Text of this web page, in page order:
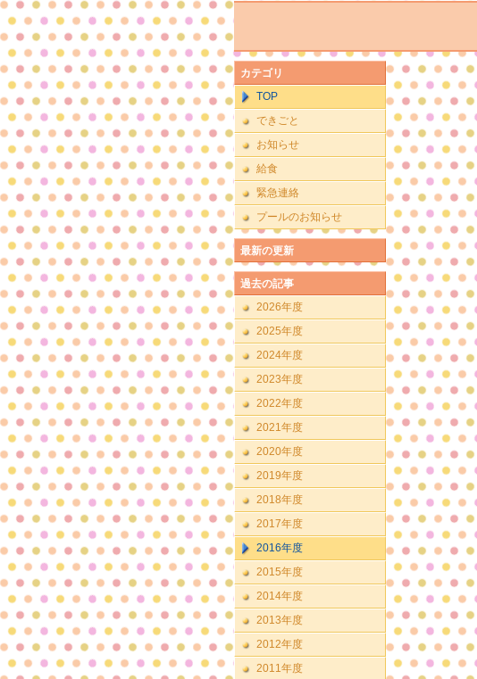
カテゴリ
TOP
できごと
お知らせ
給食
緊急連絡
プールのお知らせ
最新の更新
過去の記事
2026年度
2025年度
2024年度
2023年度
2022年度
2021年度
2020年度
2019年度
2018年度
2017年度
2016年度
2015年度
2014年度
2013年度
2012年度
2011年度